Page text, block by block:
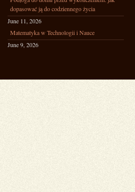
dopasować ją do codziennego życia
June 11, 2026
Matematyka w Technologii i Nauce
June 9, 2026